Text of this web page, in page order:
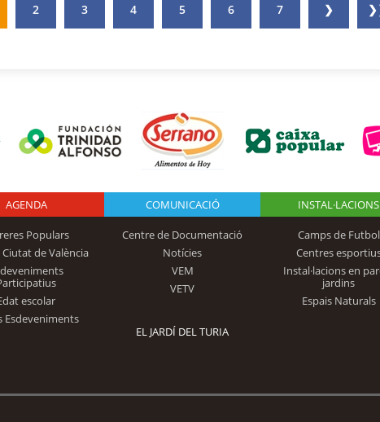
2 3 4 5 6 7 ❯
Logo Fundación
Trinidad Alfonso
AGENDA
Populars
de València
escolar
Esdeveniments
COMUNICACIÓ
Centre de Documentació
Notícies
VEM
VETV
INSTAL·LACIONS
Camps de Futbol
Centres
Instal·lacions en
jardins
Espais Naturals
EL JARDÍ DEL TURIA